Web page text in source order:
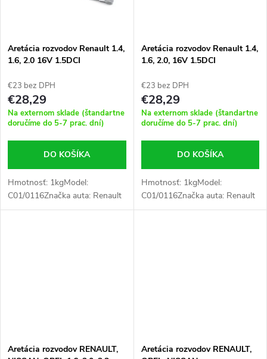
Aretácia rozvodov Renault 1.4,
1.6, 2.0 16V 1.5DCI
€23 bez DPH
€28,29
Na externom sklade (štandartne
doručíme do 5-7 prac. dní)
DO KOŠÍKA
Hmotnosť: 1kgModel:
C01/0116Značka auta: Renault
Aretácia rozvodov Renault 1.4,
1.6, 2.0, 16V 1.5DCI
€23 bez DPH
€28,29
Na externom sklade (štandartne
doručíme do 5-7 prac. dní)
DO KOŠÍKA
Hmotnosť: 1kgModel:
C01/0116Značka auta: Renault
Aretácia rozvodov RENAULT,
Aretácia rozvodov RENAULT,